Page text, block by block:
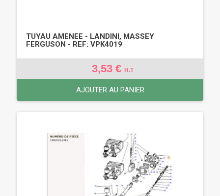
TUYAU AMENEE - LANDINI, MASSEY
FERGUSON - REF: VPK4019
3,53 € H.T
AJOUTER AU PANIER